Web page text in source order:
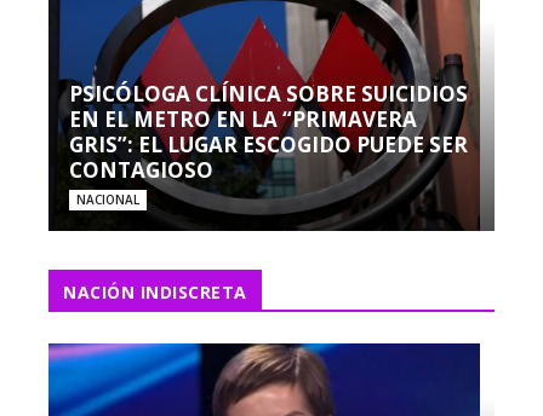
PSICÓLOGA CLÍNICA SOBRE SUICIDIOS
EN EL METRO EN LA “PRIMAVERA
GRIS”: EL LUGAR ESCOGIDO PUEDE SER
CONTAGIOSO
NACIONAL
NACIÓN INDISCRETA